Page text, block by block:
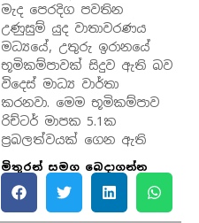
මැද පෙරදිග පවතින
උණුසුම් යුද වාතාවරණය
මධ්‍යයේ, උතුරු ඉරානයේ
භූමිකම්පාවක් සිදුව ඇති බව
විදෙස් මාධ්‍ය වාර්තා
කරනවා. මෙම භූමිකම්පාව
රිච්ටර් මාපක 5.1ක
ප්‍රබලත්වයක් ගෙන ඇති
මිතුරන් සමග බෙදාගන්න